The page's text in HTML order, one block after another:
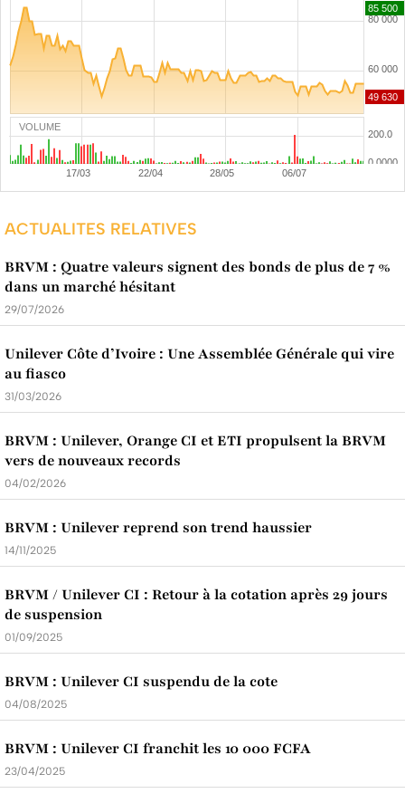
VOLUME
ACTUALITES RELATIVES
BRVM : Quatre valeurs signent des bonds de plus de 7 %
dans un marché hésitant
29/07/2026
Unilever Côte d’Ivoire : Une Assemblée Générale qui vire
au fiasco
31/03/2026
BRVM : Unilever, Orange CI et ETI propulsent la BRVM
vers de nouveaux records
04/02/2026
BRVM : Unilever reprend son trend haussier
14/11/2025
BRVM / Unilever CI : Retour à la cotation après 29 jours
de suspension
01/09/2025
BRVM : Unilever CI suspendu de la cote
04/08/2025
BRVM : Unilever CI franchit les 10 000 FCFA
23/04/2025